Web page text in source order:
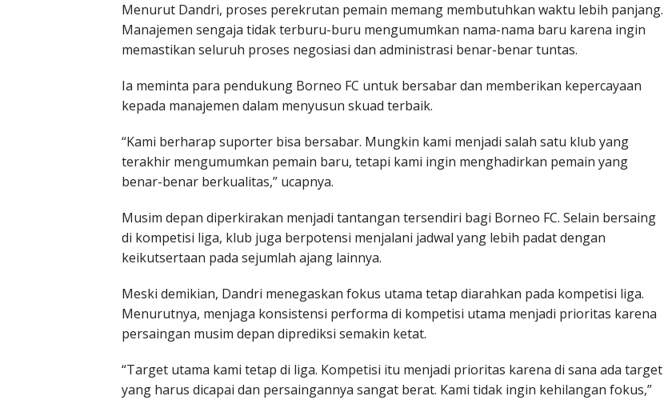
Menurut Dandri, proses perekrutan pemain memang membutuhkan waktu lebih panjang.
Manajemen sengaja tidak terburu-buru mengumumkan nama-nama baru karena ingin
memastikan seluruh proses negosiasi dan administrasi benar-benar tuntas.
Ia meminta para pendukung Borneo FC untuk bersabar dan memberikan kepercayaan
kepada manajemen dalam menyusun skuad terbaik.
“Kami berharap suporter bisa bersabar. Mungkin kami menjadi salah satu klub yang
terakhir mengumumkan pemain baru, tetapi kami ingin menghadirkan pemain yang
benar-benar berkualitas,” ucapnya.
Musim depan diperkirakan menjadi tantangan tersendiri bagi Borneo FC. Selain bersaing
di kompetisi liga, klub juga berpotensi menjalani jadwal yang lebih padat dengan
keikutsertaan pada sejumlah ajang lainnya.
Meski demikian, Dandri menegaskan fokus utama tetap diarahkan pada kompetisi liga.
Menurutnya, menjaga konsistensi performa di kompetisi utama menjadi prioritas karena
persaingan musim depan diprediksi semakin ketat.
“Target utama kami tetap di liga. Kompetisi itu menjadi prioritas karena di sana ada target
yang harus dicapai dan persaingannya sangat berat. Kami tidak ingin kehilangan fokus,”